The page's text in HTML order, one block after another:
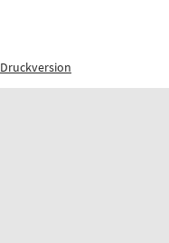
Druckversion